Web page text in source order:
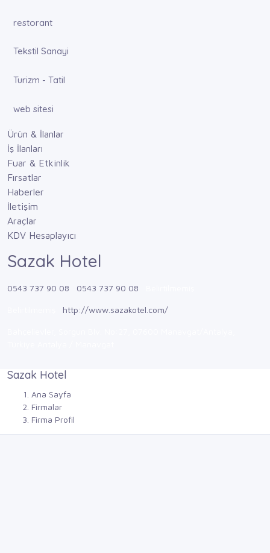
restorant
Tekstil Sanayi
Turizm - Tatil
web sitesi
Ürün & İlanlar
İş İlanları
Fuar & Etkinlik
Fırsatlar
Haberler
İletişim
Araçlar
KDV Hesaplayıcı
Sazak Hotel
0543 737 90 08 0543 737 90 08
http://www.sazakotel.com/
Sazak Hotel
Ana Sayfa
Firmalar
Firma Profil